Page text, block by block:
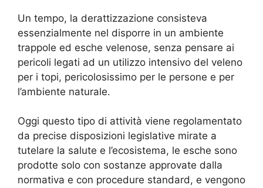
Un tempo, la derattizzazione consisteva
essenzialmente nel disporre in un ambiente
trappole ed esche velenose, senza pensare ai
pericoli legati ad un utilizzo intensivo del veleno
per i topi, pericolosissimo per le persone e per
l’ambiente naturale.
Oggi questo tipo di attività viene regolamentato
da precise disposizioni legislative mirate a
tutelare la salute e l’ecosistema, le esche sono
prodotte solo con sostanze approvate dalla
normativa e con procedure standard, e vengono